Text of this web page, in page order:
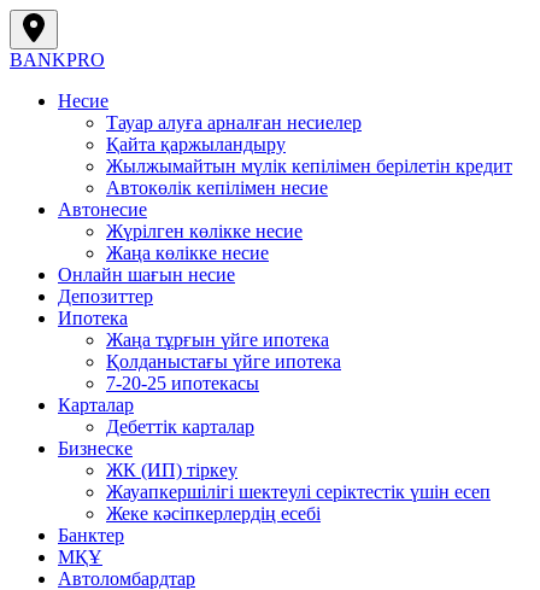
BANKPRO
Несие
Тауар алуға арналған несиелер
Қайта қаржыландыру
Жылжымайтын мүлік кепілімен берілетін кредит
Автокөлік кепілімен несие
Автонесие
Жүрілген көлікке несие
Жаңа көлікке несие
Онлайн шағын несие
Депозиттер
Ипотека
Жаңа тұрғын үйге ипотека
Қолданыстағы үйге ипотека
7-20-25 ипотекасы
Карталар
Дебеттік карталар
Бизнеске
ЖК (ИП) тіркеу
Жауапкершілігі шектеулі серіктестік үшін есеп
Жеке кәсіпкерлердің есебі
Банктер
МҚҰ
Автоломбардтар